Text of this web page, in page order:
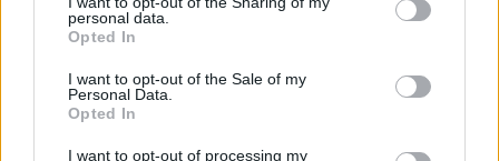
grant or deny consent to Google and its third-party tags to
use your data for below specified purposes in below Google
consent section.
personal data.
Opted In
I want to opt-out of the Sale of my
Personal Data.
Opted In
I want to opt-out of processing my
SzlovákraMilan Lasica
A darab főhőse Dr. Vilém Rieger egykori kancelár
Marián Labuda